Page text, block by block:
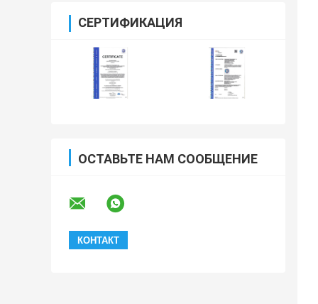
СЕРТИФИКАЦИЯ
ОСТАВЬТЕ НАМ СООБЩЕНИЕ